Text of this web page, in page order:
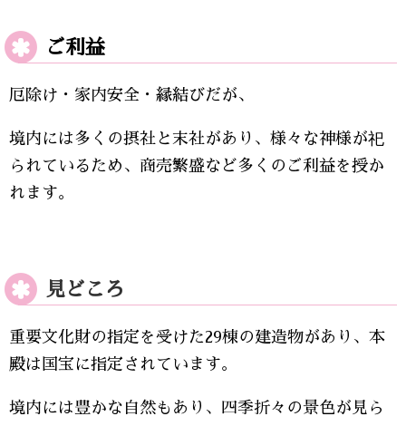
ご利益
厄除け・家内安全・縁結びだが、
境内には多くの摂社と末社があり、様々な神様が祀
られているため、商売繁盛など多くのご利益を授か
れます。
見どころ
重要文化財の指定を受けた29棟の建造物があり、本
殿は国宝に指定されています。
境内には豊かな自然もあり、四季折々の景色が見ら